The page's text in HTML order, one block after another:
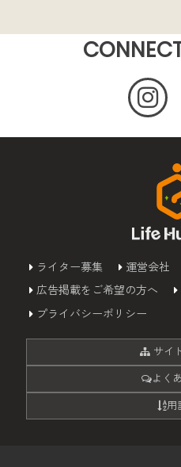
ライター募集 運営会社
広告掲載をご希望の方へ
プライバシーポリシー
サイ
よく
用